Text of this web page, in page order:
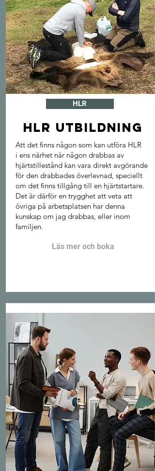
HLR
HLR UTBILDNING
Att det finns någon som kan utföra HLR
i ens närhet när någon drabbas av
hjärtstillestånd kan vara direkt avgörande
för den drabbades överlevnad, speciellt
om det finns tillgång till en hjärtstartare.
Det är därför en trygghet att veta att
övriga på arbetsplatsen har denna
kunskap om jag drabbas, eller inom
familjen.
Läs mer och boka